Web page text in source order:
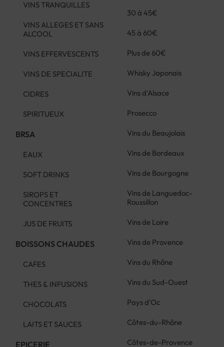
VINS TRANQUILLES
VINS ALLEGES ET SANS
ALCOOL
VINS EFFERVESCENTS
VINS DE SPECIALITE
CIDRES
SPIRITUEUX
BRSA
EAUX
SOFT DRINKS
SIROPS ET
CONCENTRES
JUS DE FRUITS
BOISSONS CHAUDES
CAFES
THES & INFUSIONS
CHOCOLATS
LAITS ET SAUCES
EPICERIE
30 à 45€
45 à 60€
Plus de 60€
Whisky Japonais
Vins d'Alsace
Prosecco
Vins du Beaujolais
Vins de Bordeaux
Vins de Bourgogne
Vins de Languedoc-
Roussillon
Vins de Loire
Vins de Provence
Vins du Rhône
Vins du Sud-Ouest
Pays d'Oc
Côtes-du-Rhône
Côtes-de-Provence